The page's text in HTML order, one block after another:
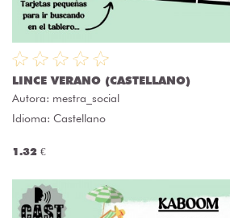
LINCE VERANO (CASTELLANO)
Autora: mestra_social
Idioma: Castellano
1.32 €